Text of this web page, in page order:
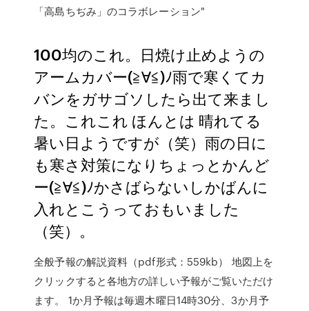
「高島ちぢみ」のコラボレーション"
100均のこれ。日焼け止めようの
アームカバー(≧∀≦)ﾉ雨で寒くてカ
バンをガサゴソしたら出て来まし
た。これこれ ほんとは 晴れてる
暑い日ようですが（笑）雨の日に
も寒さ対策になりちょっとかんど
ー(≧∀≦)ﾉかさばらないしかばんに
入れとこうっておもいました
（笑）。
全般予報の解説資料（pdf形式：559kb） 地図上を
クリックすると各地方の詳しい予報がご覧いただけ
ます。 1か月予報は毎週木曜日14時30分、3か月予